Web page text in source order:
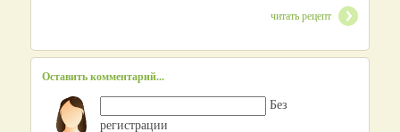
читать рецепт
Оставить комментарий...
Без
регистрации